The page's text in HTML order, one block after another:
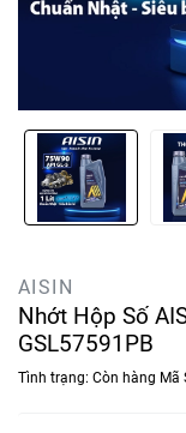
AISIN
Nhớt Hộp Số
GSL57591PB
Tình trạng: Còn hàng Mã